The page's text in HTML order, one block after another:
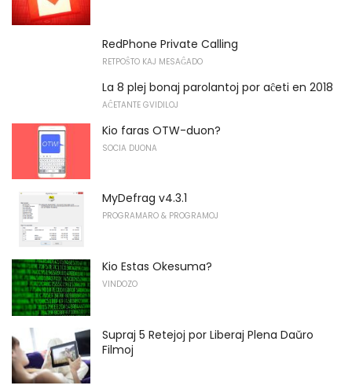
RedPhone Private Calling
RETPOŜTO KAJ MESAĜADO
La 8 plej bonaj parolantoj por aĉeti en 2018
AĈETANTE GVIDILOJ
Kio faras OTW-duon?
SOCIA DUONA
MyDefrag v4.3.1
PROGRAMARO & PROGRAMOJ
Kio Estas Okesuma?
VINDOZO
Supraj 5 Retejoj por Liberaj Plena Daŭro
Filmoj